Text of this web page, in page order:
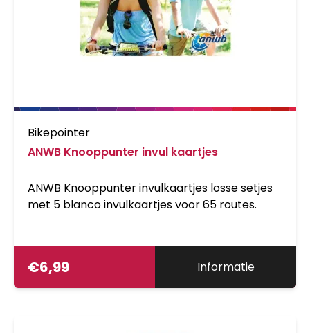
Bikepointer
ANWB Knooppunter invul kaartjes
ANWB Knooppunter invulkaartjes losse setjes
met 5 blanco invulkaartjes voor 65 routes.
€6,99 Informatie